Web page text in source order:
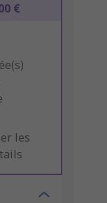
€
les